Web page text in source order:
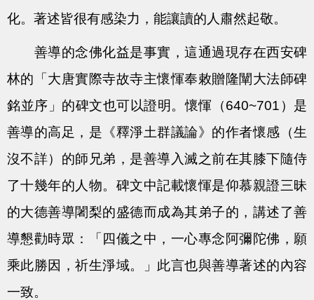
化。著述皆很有感染力，能讓讀的人肅然起敬。
善導的念佛化益是事實，這通過現存在西安碑
林的「大唐實際寺故寺主懷惲奉敕贈隆闡大法師碑
銘並序」的碑文也可以證明。懷惲（640~701）是
善導的高足，是《釋淨土群議論》的作者懷感（生
沒不詳）的師兄弟，是善導入滅之前在其膝下隨侍
了十幾年的人物。碑文中記載懷惲是仰慕親證三昧
的大德善導闍梨的盛德而成為其弟子的，講述了善
導懇勸時眾：「四儀之中，一心專念阿彌陀佛，願
乘此勝因，祈生淨域。」此言也與善導著述的內容
一致。